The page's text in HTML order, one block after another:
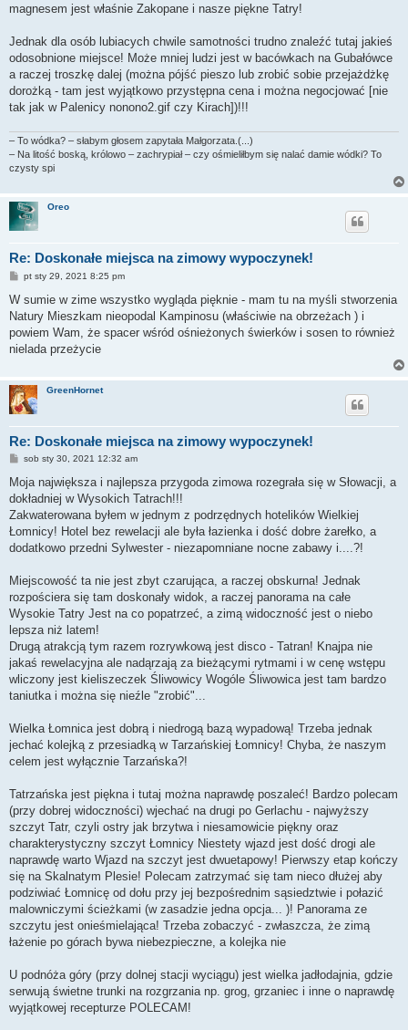
magnesem jest właśnie Zakopane i nasze piękne Tatry!
Jednak dla osób lubiacych chwile samotności trudno znaleźć tutaj jakieś
odosobnione miejsce! Może mniej ludzi jest w bacówkach na Gubałówce
a raczej troszkę dalej (można pójść pieszo lub zrobić sobie przejażdżkę
dorożką - tam jest wyjątkowo przystępna cena i można negocjować [nie
tak jak w Palenicy nonono2.gif czy Kirach])!!!
– To wódka? – słabym głosem zapytała Małgorzata.(...)
– Na litość boską, królowo – zachrypiał – czy ośmieliłbym się nalać damie wódki? To
czysty spi
Oreo
Re: Doskonałe miejsca na zimowy wypoczynek!
P
s
pt sty 29, 2021 8:25 pm
W sumie w zime wszystko wygląda pięknie - mam tu na myśli stworzenia
Natury Mieszkam nieopodal Kampinosu (właściwie na obrzeżach ) i
powiem Wam, że spacer wśród ośnieżonych świerków i sosen to również
nielada przeżycie
GreenHornet
Re: Doskonałe miejsca na zimowy wypoczynek!
P
s
sob sty 30, 2021 12:32 am
Moja największa i najlepsza przygoda zimowa rozegrała się w Słowacji, a
dokładniej w Wysokich Tatrach!!!
Zakwaterowana byłem w jednym z podrzędnych hotelików Wielkiej
Łomnicy! Hotel bez rewelacji ale była łazienka i dość dobre żarełko, a
dodatkowo przedni Sylwester - niezapomniane nocne zabawy i....?!
Miejscowość ta nie jest zbyt czarująca, a raczej obskurna! Jednak
rozpościera się tam doskonały widok, a raczej panorama na całe
Wysokie Tatry Jest na co popatrzeć, a zimą widoczność jest o niebo
lepsza niż latem!
Drugą atrakcją tym razem rozrywkową jest disco - Tatran! Knajpa nie
jakaś rewelacyjna ale nadąrzają za bieżącymi rytmami i w cenę wstępu
wliczony jest kieliszeczek Śliwowicy Wogóle Śliwowica jest tam bardzo
taniutka i można się nieźle "zrobić"...
Wielka Łomnica jest dobrą i niedrogą bazą wypadową! Trzeba jednak
jechać kolejką z przesiadką w Tarzańskiej Łomnicy! Chyba, że naszym
celem jest wyłącznie Tarzańska?!
Tatrzańska jest piękna i tutaj można naprawdę poszaleć! Bardzo polecam
(przy dobrej widoczności) wjechać na drugi po Gerlachu - najwyższy
szczyt Tatr, czyli ostry jak brzytwa i niesamowicie piękny oraz
charakterystyczny szczyt Łomnicy Niestety wjazd jest dość drogi ale
naprawdę warto Wjazd na szczyt jest dwuetapowy! Pierwszy etap kończy
się na Skalnatym Plesie! Polecam zatrzymać się tam nieco dłużej aby
podziwiać Łomnicę od dołu przy jej bezpośrednim sąsiedztwie i połazić
malowniczymi ścieżkami (w zasadzie jedna opcja... )! Panorama ze
szczytu jest onieśmielająca! Trzeba zobaczyć - zwłaszcza, że zimą
łażenie po górach bywa niebezpieczne, a kolejka nie
U podnóża góry (przy dolnej stacji wyciągu) jest wielka jadłodajnia, gdzie
serwują świetne trunki na rozgrzania np. grog, grzaniec i inne o naprawdę
wyjątkowej recepturze POLECAM!